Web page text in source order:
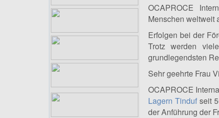
OCAPROCE
Menschen weltweit
Erfolgen bei der
Trotz werden
grundlegendsten
Sehr geehrte Frau
OCAPROCE
Lagern Tindufseit
der Anführung der